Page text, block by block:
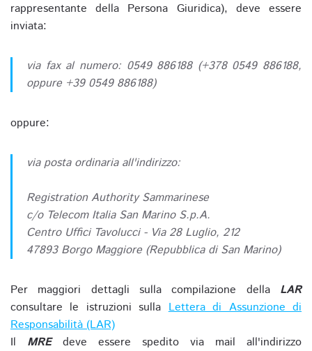
rappresentante della Persona Giuridica), deve essere
inviata:
via fax al numero: 0549 886188 (+378 0549 886188,
oppure +39 0549 886188)
oppure:
via posta ordinaria all'indirizzo:
Registration Authority Sammarinese
c/o Telecom Italia San Marino S.p.A.
Centro Uffici Tavolucci - Via 28 Luglio, 212
47893 Borgo Maggiore (Repubblica di San Marino)
Per maggiori dettagli sulla compilazione della LAR
consultare le istruzioni sullaLettera di Assunzione di
Responsabilità (LAR)
Il MREdeve essere spedito via mail all'indirizzo